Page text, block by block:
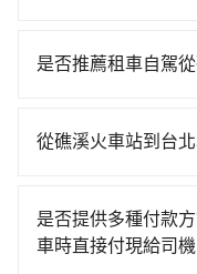
時、轉車麻煩，且難
港高鐵站，叫一輛
南港站前往台北高鐵
站。全程加上轉車時
是否推薦租車自駕
時不需要閉目養神（
$115~205承租小轎
火車站到台北車站
從礁溪火車站到台
灣大車隊、Uber、
到車，也可考慮打電
是否提供多種付款
車時直接付現給司機